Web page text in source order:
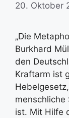
20. Oktober
„Die
Burkhard
den
Kraftarm ist
menschliche
ist. Mit Hilfe